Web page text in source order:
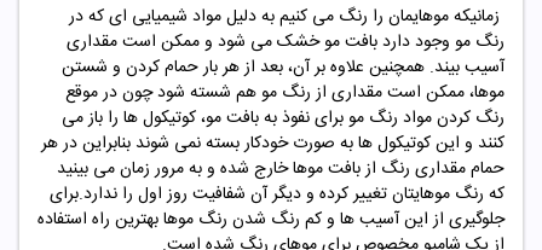
زمانیکه موهایمان را رنگ می کنیم به دلیل مواد شیمیایی ای که در
رنگ مو وجود دارد بافت مو خشک می شود و ممکن است مقداری
آسیب بیند. همچنین علاوه بر آن، بعد از هر بار حمام کردن و شستن
موها، ممکن است مقداری از رنگ مو هم شسته شود چون در موقع
رنگ کردن مواد رنگ مو برای نفوذ به بافت مو، کوتیکول ها را باز می
کنند و این کوتیکول ها به صورت خودکار بسته نمی شوند بنابراین در هر
حمام مقداری رنگ از بافت موها خارج شده و به مرور زمان می بینید
که رنگ موهایتان تغییر کرده و دیگر آن شفافیت روز اول را ندارد.برای
جلوگیری از این آسیب ها و کم رنگ شدن رنگ موها بهترین راه استفاده